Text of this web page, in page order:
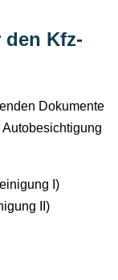
Kfz-
Dokumente
Autobesichtigung
I)
II)